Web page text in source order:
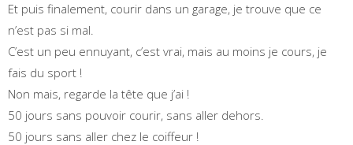
Et puis finalement, courir dans un garage, je trouve que ce
n’est pas si mal.
C’est un peu ennuyant, c’est vrai, mais au moins je cours, je
fais du sport !
Non mais, regarde la tête que j’ai !
50 jours sans pouvoir courir, sans aller dehors.
50 jours sans aller chez le coiffeur !